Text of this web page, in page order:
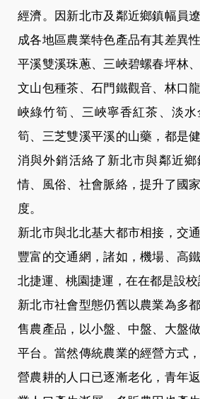
經濟。因新北市及鄰近鄉鎮幅員
成各地區農業特色產品有其差異
平溪雙溪珠蔥、三峽碧螺春坪林
文山包種茶、石門鐵觀音、林口
峽綠竹筍、三峽寧香紅茶、淡
筍、三芝雙溪平溪的山藥，都是
消與外銷活絡了新北市與鄰近
情、風俗、社會脈絡，提升了國
度。
新北市與北北基大都市相接，交
豐富的交通網，諸如，機場、高
北捷運、桃園捷運，在在都是設校
新北市社會型態仍舊以農業為多
售農產品，以小盤、中盤、大盤
平台。當然傳統農業的經營方式
營農耕的人口已逐漸老化，青年